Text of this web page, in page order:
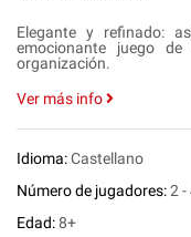
Elegante y refinado:
emocionante juego
organización.
Ver más info
Idioma:Castellano
Número de jugadores:2 -
Edad:8+